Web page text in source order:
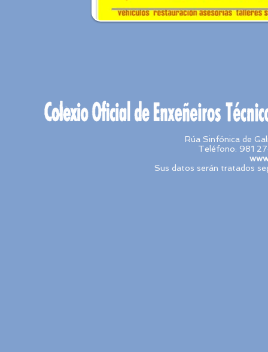
Rúa Sinfónica de
Teléfono: 981
Sus datos serán tratados